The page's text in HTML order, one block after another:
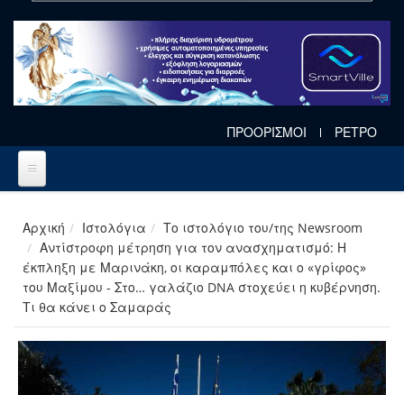
ΠΡΟΟΡΙΣΜΟΙ ΡΕΤΡΟ
Αρχική Ιστολόγια
Το ιστολόγιο του/της Newsroom
Αντίστροφη μέτρηση για τον ανασχηματισμό: Η
έκπληξη με Μαρινάκη, οι καραμπόλες και ο «γρίφος»
του Μαξίμου - Στο… γαλάζιο DNA στοχεύει η κυβέρνηση.
Τι θα κάνει ο Σαμαράς